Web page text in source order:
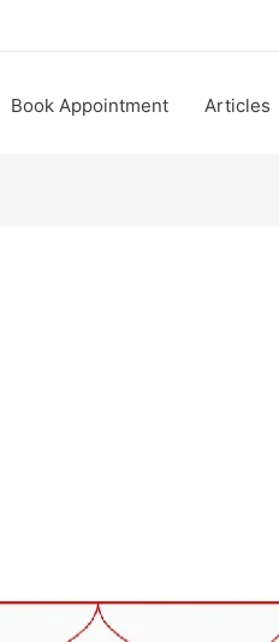
Book Appointment Articles